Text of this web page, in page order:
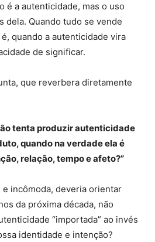
é a autenticidade, mas o uso
dela. Quando tudo se vende
quando a autenticidade vira
de significar.
que reverbera diretamente
tenta produzir autenticidade
quando na verdade ela é
relação, tempo e afeto?”
e incômoda, deveria orientar
da próxima década, não
“importada” ao invés
identidade e intenção?